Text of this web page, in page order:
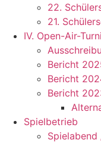
22.
21.
IV. Open-Air-
Bericht
Bericht
Bericht
Spielbetrieb